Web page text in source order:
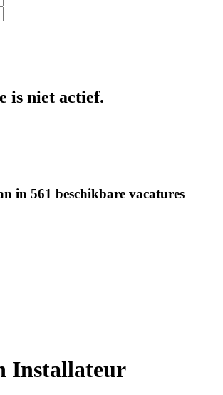
is niet actief.
in 561 beschikbare vacatures
Installateur